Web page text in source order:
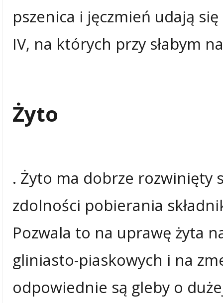
pszenica i jęczmień udają
IV, na których przy słabym
Żyto
. Żyto ma dobrze rozwinięty
zdolności pobierania
Pozwala to na uprawę żyta
gliniasto-piaskowych i na
odpowiednie są gleby o